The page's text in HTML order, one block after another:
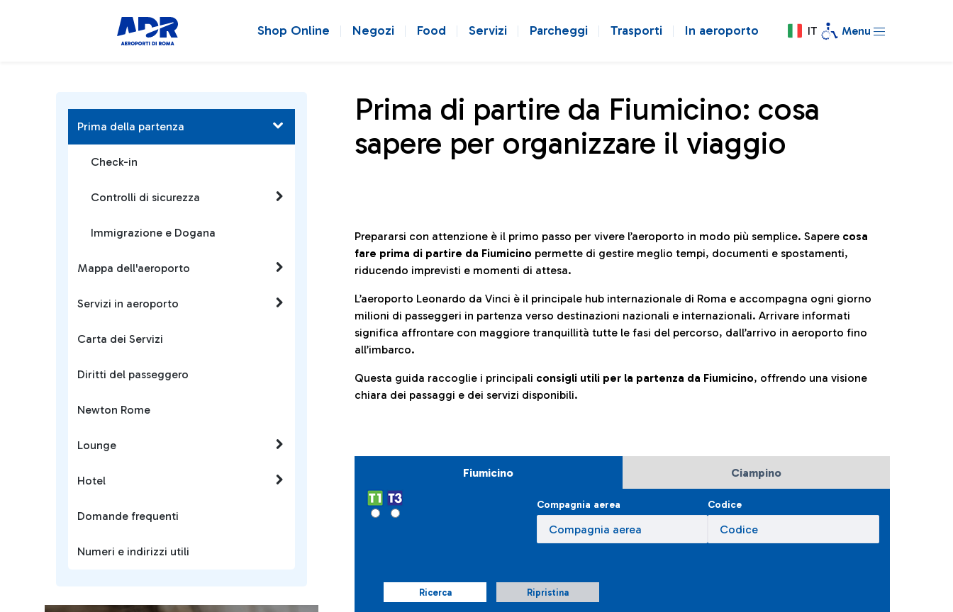
Shop Online Negozi Food Servizi Parcheggi Trasporti In aeroporto IT Menu
Prima di partire da Fiumicino: cosa
sapere per organizzare il viaggio
Prepararsi con attenzione è il primo passo per vivere l’aeroporto in modo più semplice. Sapere cosa
fare prima di partire da Fiumicino permette di gestire meglio tempi, documenti e spostamenti,
riducendo imprevisti e momenti di attesa.
L’aeroporto Leonardo da Vinci è il principale hub internazionale di Roma e accompagna ogni giorno
milioni di passeggeri in partenza verso destinazioni nazionali e internazionali. Arrivare informati
significa affrontare con maggiore tranquillità tutte le fasi del percorso, dall’arrivo in aeroporto fino
all’imbarco.
Questa guida raccoglie i principali consigli utili per la partenza da Fiumicino, offrendo una visione
chiara dei passaggi e dei servizi disponibili.
Fiumicino Ciampino
Compagnia aerea Codice
Ricerca Ripristina
Prima della partenza
Check-in
Controlli di sicurezza
Immigrazione e Dogana
Mappa dell'aeroporto
Servizi in aeroporto
Carta dei Servizi
Diritti del passeggero
Newton Rome
Lounge
Hotel
Domande frequenti
Numeri e indirizzi utili